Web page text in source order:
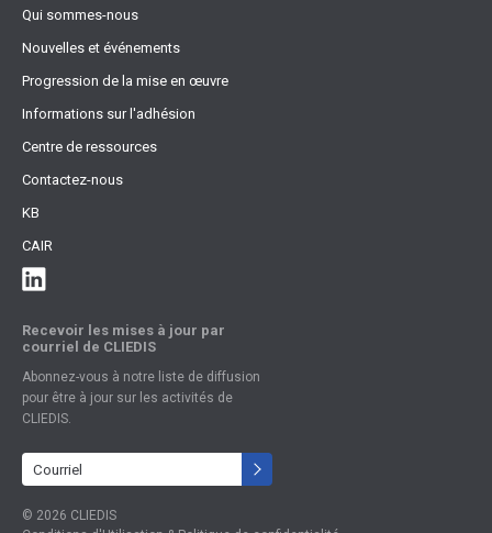
Qui sommes-nous
Nouvelles et événements
Progression de la mise en œuvre
Informations sur l'adhésion
Centre de ressources
Contactez-nous
KB
CAIR
Recevoir les mises à jour par
courriel de CLIEDIS
Abonnez-vous à notre liste de diffusion
pour être à jour sur les activités de
CLIEDIS.